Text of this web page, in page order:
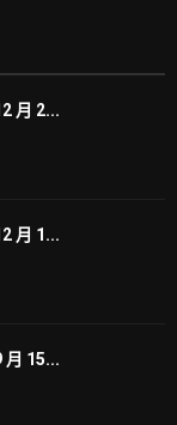
月 2...
月 1...
月 15...